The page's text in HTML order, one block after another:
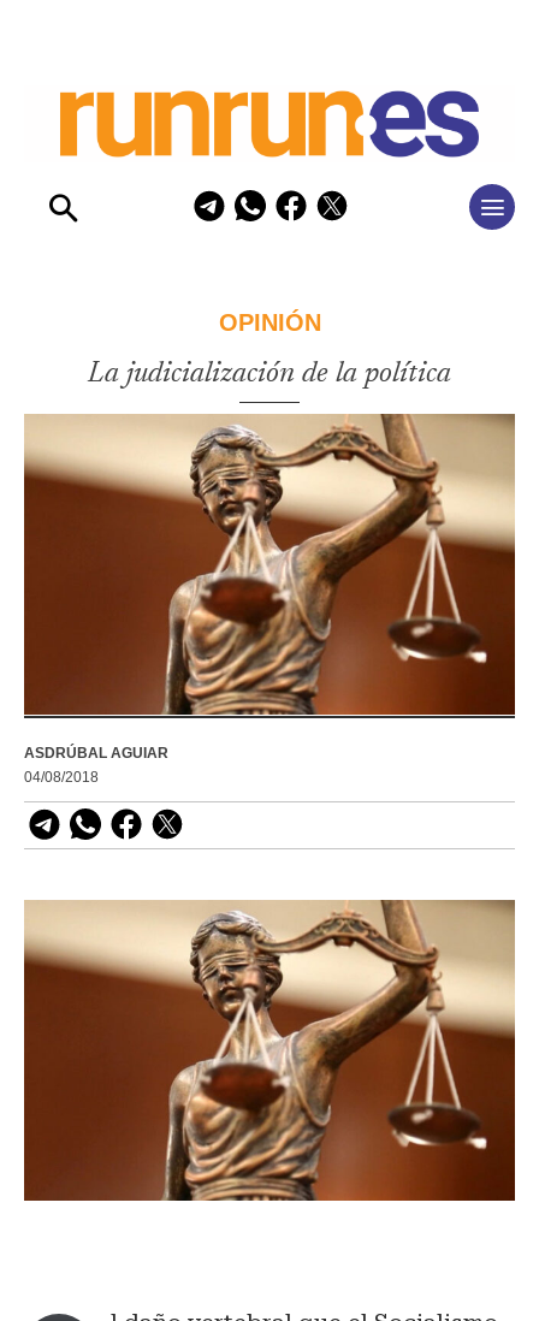
OPINIÓN
La judicialización de la política
ASDRÚBAL AGUIAR
04/08/2018